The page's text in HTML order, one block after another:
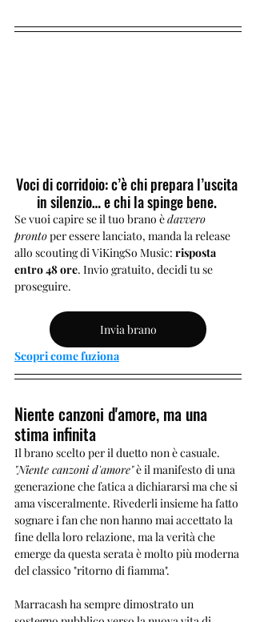
Voci di corridoio: c’è chi prepara l’uscita
in silenzio… e chi la spinge bene.
Se vuoi capire se il tuo brano è davvero
pronto per essere lanciato, manda la release
allo scouting di ViKingSo Music: risposta
entro 48 ore. Invio gratuito, decidi tu se
proseguire.
Invia brano
Scopri come fuziona
Niente canzoni d'amore, ma una
stima infinita
Il brano scelto per il duetto non è casuale.
"Niente canzoni d'amore" è il manifesto di una
generazione che fatica a dichiararsi ma che si
ama visceralmente. Rivederli insieme ha fatto
sognare i fan che non hanno mai accettato la
fine della loro relazione, ma la verità che
emerge da questa serata è molto più moderna
del classico "ritorno di fiamma".
Marracash ha sempre dimostrato un